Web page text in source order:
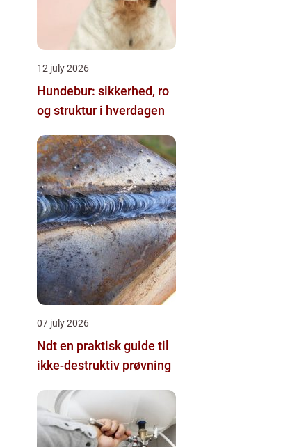
12 july 2026
Hundebur: sikkerhed, ro
og struktur i hverdagen
07 july 2026
Ndt en praktisk guide til
ikke-destruktiv prøvning